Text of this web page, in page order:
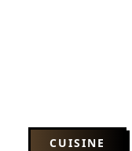
CUISINE